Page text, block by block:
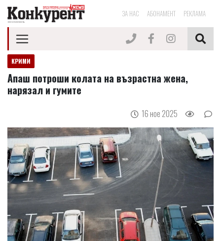
ЗА НАС АБОНАМЕНТ РЕКЛАМА
КРИМИ
Апаш потроши колата на възрастна жена,
нарязал и гумите
16 ное 2025